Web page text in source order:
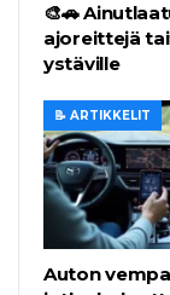
🎨🚗
ajoreittejä
ystäville
📝 ARTIKKELIT
Auton